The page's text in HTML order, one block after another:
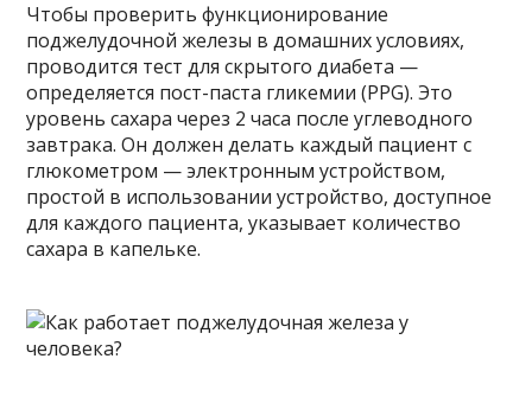
Чтобы проверить функционирование
поджелудочной железы в домашних условиях,
проводится тест для скрытого диабета —
определяется пост-паста гликемии (PPG). Это
уровень сахара через 2 часа после углеводного
завтрака. Он должен делать каждый пациент с
глюкометром — электронным устройством,
простой в использовании устройство, доступное
для каждого пациента, указывает количество
сахара в капельке.